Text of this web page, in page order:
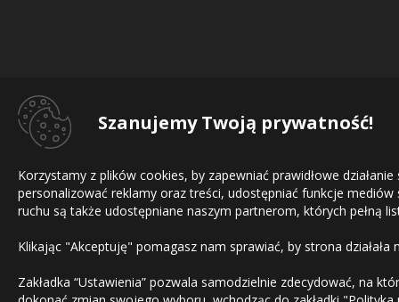
Szanujemy Twoją prywatność!
Korzystamy z plików cookies, by zapewniać prawidłowe
personalizować reklamy oraz treści, udostępniać funkcje
ruchu są także udostępniane naszym partnerom, których pełną
Klikając "Akceptuję" pomagasz nam sprawiać, by strona działała
Zakładka “Ustawienia” pozwala samodzielnie zdecydować, na